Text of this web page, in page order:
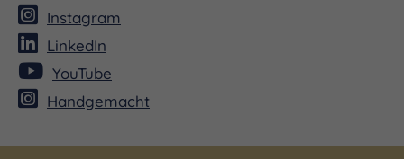
Instagram
LinkedIn
YouTube
Handgemacht